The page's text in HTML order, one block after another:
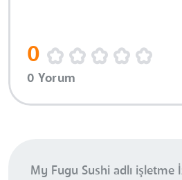
0
0 Yorum
My Fugu Sushi adlı işletme